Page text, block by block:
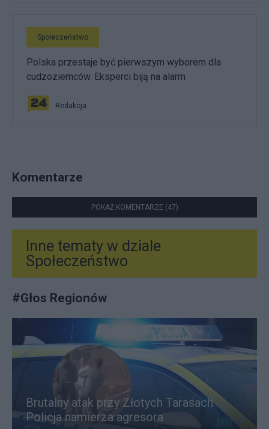
Społeczeństwo
Polska przestaje być pierwszym wyborem dla
cudzoziemców. Eksperci biją na alarm
Redakcja
Komentarze
POKAŻ KOMENTARZE (47)
Inne tematy w dziale
Społeczeństwo
#Głos Regionów
Brutalny atak przy Złotych Tarasach.
Policja namierza agresora